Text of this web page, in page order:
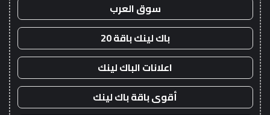
سوق العرب
باك لينك باقة 20
اعلانات الباك لينك
أقوى باقة باك لينك